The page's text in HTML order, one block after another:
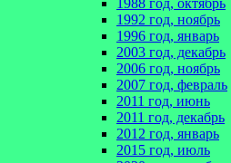
1988 год, октябрь
1992 год, ноябрь
1996 год, январь
2003 год, декабрь
2006 год, ноябрь
2007 год, февраль
2011 год, июнь
2011 год, декабрь
2012 год, январь
2015 год, июль